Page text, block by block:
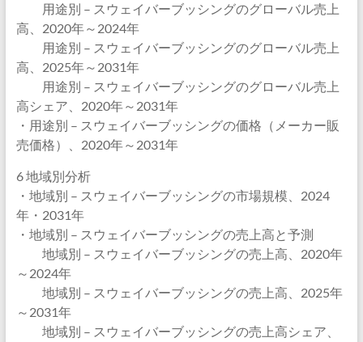
用途別 – スウェイバーブッシングのグローバル売上
高、2020年～2024年
用途別 – スウェイバーブッシングのグローバル売上
高、2025年～2031年
用途別 – スウェイバーブッシングのグローバル売上
高シェア、2020年～2031年
・用途別 – スウェイバーブッシングの価格（メーカー販
売価格）、2020年～2031年
6 地域別分析
・地域別 – スウェイバーブッシングの市場規模、2024
年・2031年
・地域別 – スウェイバーブッシングの売上高と予測
地域別 – スウェイバーブッシングの売上高、2020年
～2024年
地域別 – スウェイバーブッシングの売上高、2025年
～2031年
地域別 – スウェイバーブッシングの売上高シェア、